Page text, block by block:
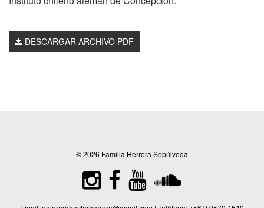
DESCARGAR ARCHIVO PDF
© 2026 Familia Herrera Sepúlveda